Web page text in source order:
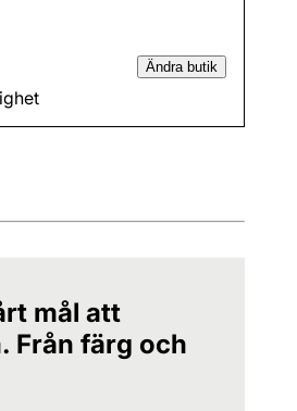
Ändra butik
mål att
Från färg och